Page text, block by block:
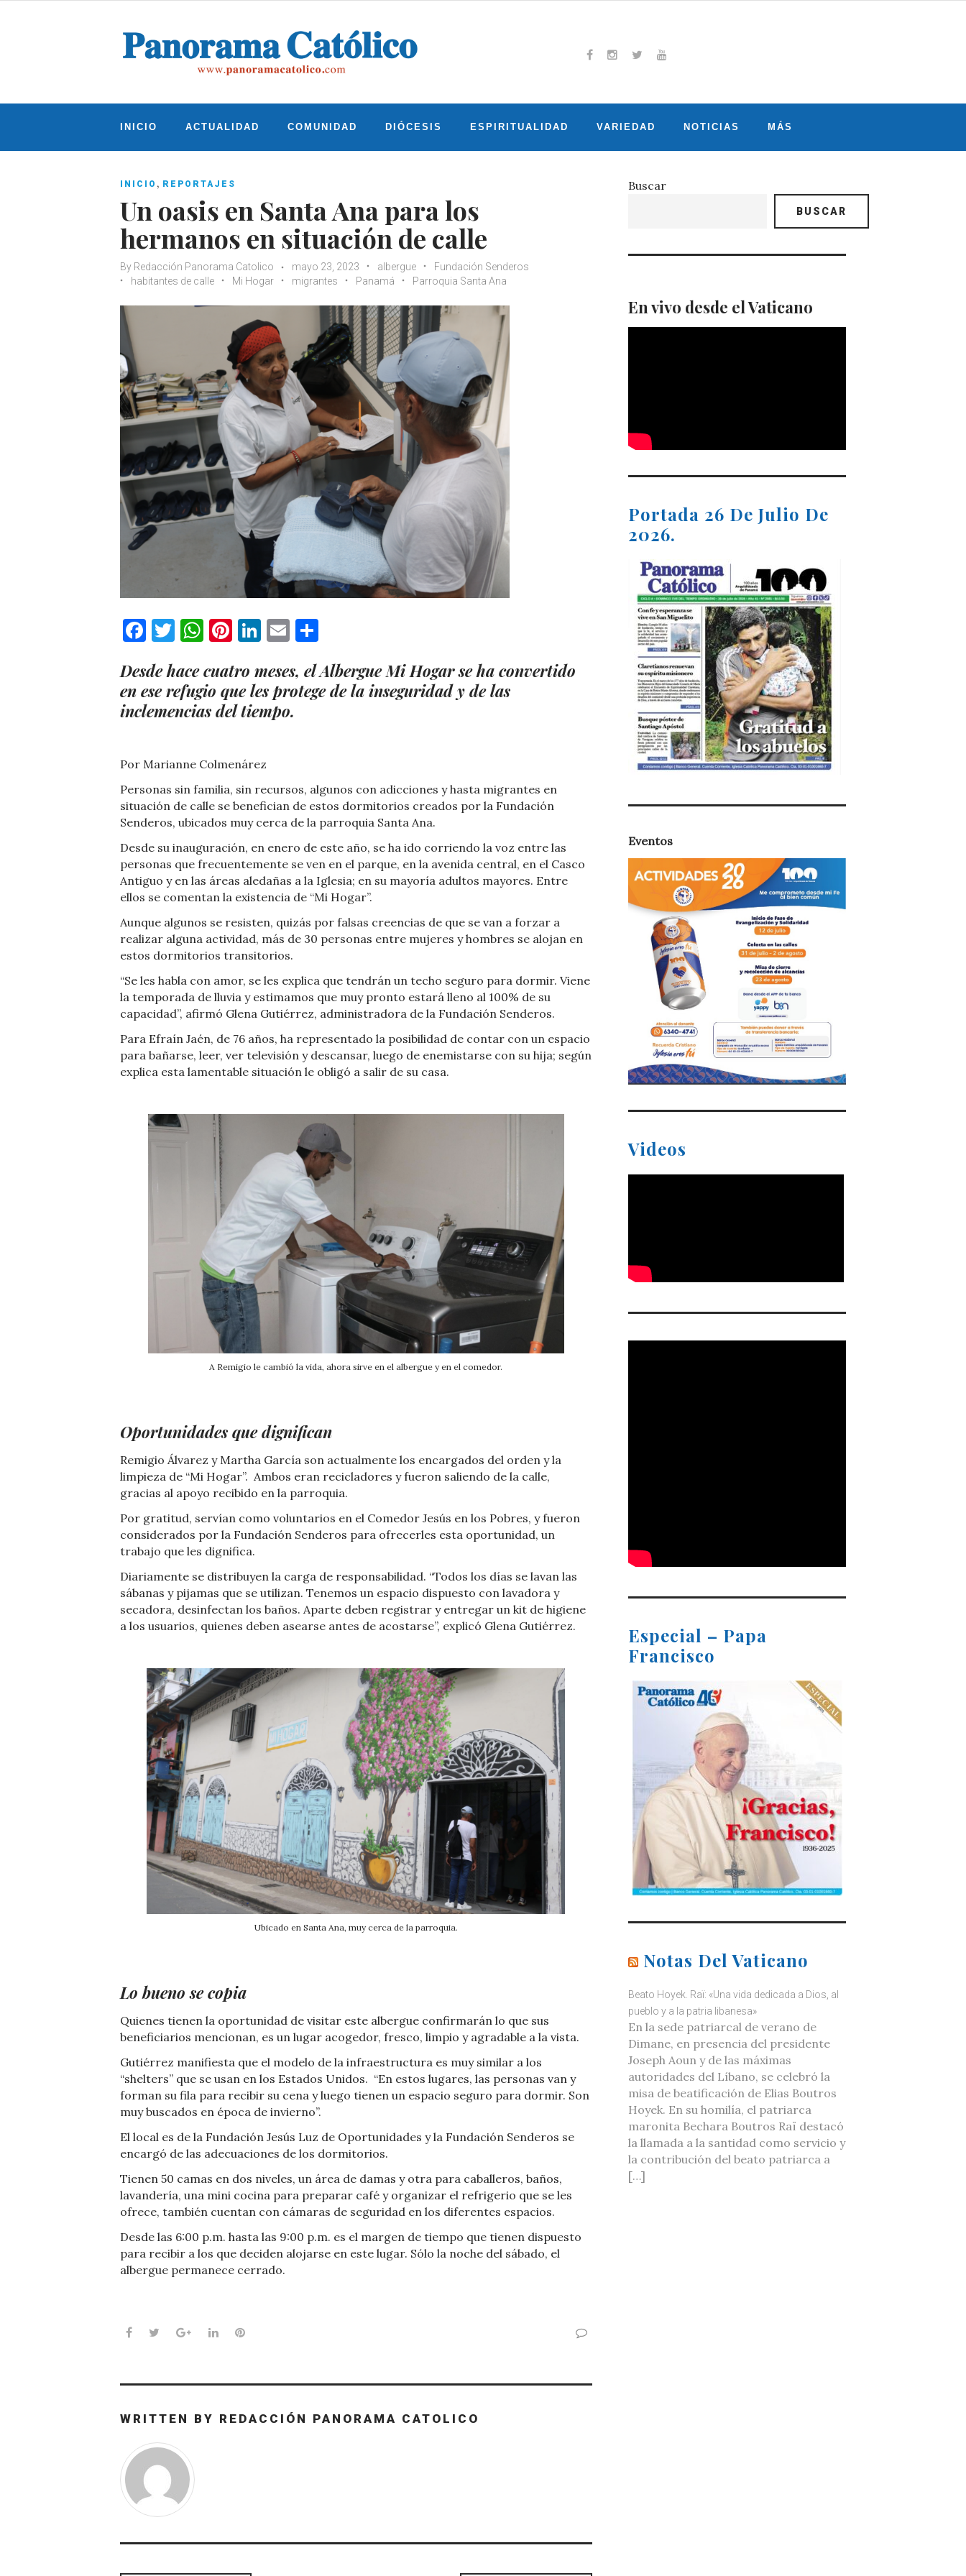
INICIO ACTUALIDAD COMUNIDAD DIÓCESIS ESPIRITUALIDAD VARIEDAD NOTICIAS MÁS
INICIO , REPORTAJES
Un oasis en Santa Ana para los
hermanos en situación de calle
By Redacción Panorama Catolico mayo 23, 2023 albergue
Fundación Senderos
habitantes de calle
Mi Hogar migrantes Panamá Parroquia Santa Ana
Facebook
Twitter
WhatsApp
Pinterest
LinkedIn
Email
Desde hace cuatro meses, el Albergue Mi Hogar se ha convertido
en ese refugio que les protege de la inseguridad y de las
inclemencias del tiempo.
Por Marianne Colmenárez
Personas sin familia, sin recursos, algunos con adicciones y hasta migrantes en
situación de calle se benefician de estos dormitorios creados por la Fundación
Senderos, ubicados muy cerca de la parroquia Santa Ana.
Desde su inauguración, en enero de este año, se ha ido corriendo la voz entre las
personas que frecuentemente se ven en el parque, en la avenida central, en el Casco
Antiguo y en las áreas aledañas a la Iglesia; en su mayoría adultos mayores. Entre
ellos se comentan la existencia de “Mi Hogar”.
Aunque algunos se resisten, quizás por falsas creencias de que se van a forzar a
realizar alguna actividad, más de 30 personas entre mujeres y hombres se alojan en
estos dormitorios transitorios.
“Se les habla con amor, se les explica que tendrán un techo seguro para dormir. Viene
la temporada de lluvia y estimamos que muy pronto estará lleno al 100% de su
capacidad”, afirmó Glena Gutiérrez, administradora de la Fundación Senderos.
Para Efraín Jaén, de 76 años, ha representado la posibilidad de contar con un espacio
para bañarse, leer, ver televisión y descansar, luego de enemistarse con su hija; según
explica esta lamentable situación le obligó a salir de su casa.
A Remigio le cambió la vida, ahora sirve en el albergue y en el comedor.
Oportunidades que dignifican
Remigio Álvarez y Martha García son actualmente los encargados del orden y la
limpieza de “Mi Hogar”. Ambos eran recicladores y fueron saliendo de la calle,
gracias al apoyo recibido en la parroquia.
Por gratitud, servían como voluntarios en el Comedor Jesús en los Pobres, y fueron
considerados por la Fundación Senderos para ofrecerles esta oportunidad, un
trabajo que les dignifica.
Diariamente se distribuyen la carga de responsabilidad. “Todos los días se lavan las
sábanas y pijamas que se utilizan. Tenemos un espacio dispuesto con lavadora y
secadora, desinfectan los baños. Aparte deben registrar y entregar un kit de higiene
a los usuarios, quienes deben asearse antes de acostarse”, explicó Glena Gutiérrez.
Ubicado en Santa Ana, muy cerca de la parroquia.
Lo bueno se copia
Quienes tienen la oportunidad de visitar este albergue confirmarán lo que sus
beneficiarios mencionan, es un lugar acogedor, fresco, limpio y agradable a la vista.
Gutiérrez manifiesta que el modelo de la infraestructura es muy similar a los
“shelters” que se usan en los Estados Unidos. “En estos lugares, las personas van y
forman su fila para recibir su cena y luego tienen un espacio seguro para dormir. Son
muy buscados en época de invierno”.
El local es de la Fundación Jesús Luz de Oportunidades y la Fundación Senderos se
encargó de las adecuaciones de los dormitorios.
Tienen 50 camas en dos niveles, un área de damas y otra para caballeros, baños,
lavandería, una mini cocina para preparar café y organizar el refrigerio que se les
ofrece, también cuentan con cámaras de seguridad en los diferentes espacios.
Desde las 6:00 p.m. hasta las 9:00 p.m. es el margen de tiempo que tienen dispuesto
para recibir a los que deciden alojarse en este lugar. Sólo la noche del sábado, el
albergue permanece cerrado.
Facebook
TwitterGoogle+LinkedInPinterest
WRITTEN BY REDACCIÓN PANORAMA CATOLICO
Buscar
BUSCAR
En vivo desde el Vaticano
Portada 26 De Julio De
2026.
Eventos
Videos
Especial – Papa
Francisco
Notas Del Vaticano
Beato Hoyek. Raï: «Una vida dedicada a Dios, al
pueblo y a la patria libanesa»
En la sede patriarcal de verano de
Dimane, en presencia del presidente
Joseph Aoun y de las máximas
autoridades del Líbano, se celebró la
misa de beatificación de Elias Boutros
Hoyek. En su homilía, el patriarca
maronita Bechara Boutros Raï destacó
la llamada a la santidad como servicio y
la contribución del beato patriarca a
[…]